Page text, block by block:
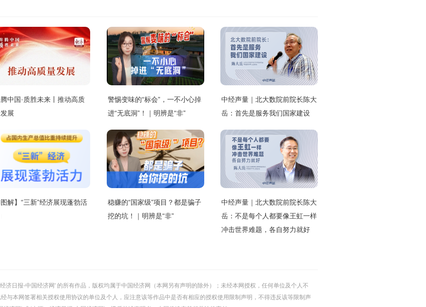
中国·质胜未来丨推动高质
展
警惕变味的“标会”，一不小心掉
进“无底洞”！｜明辨是“非”
中经声量｜北大数院前院长陈大
岳：首先是服务我们国家建设
图解】“三新”经济展现蓬勃活
稳赚的“国家级”项目？都是骗子
挖的坑！｜明辨是“非”
中经声量｜北大数院前院长陈大
岳：不是每个人都要像王虹一样
冲击世界难题，各自努力就好
济日报-中国经济网' 的所有作品，版权均属于中国经济网（本网另有声明的除外）；未经本网授权，任何单位及个人不
与本网签署相关授权使用协议的单位及个人，应注意该等作品中是否有相应的授权使用限制声明，不得违反该等限制声